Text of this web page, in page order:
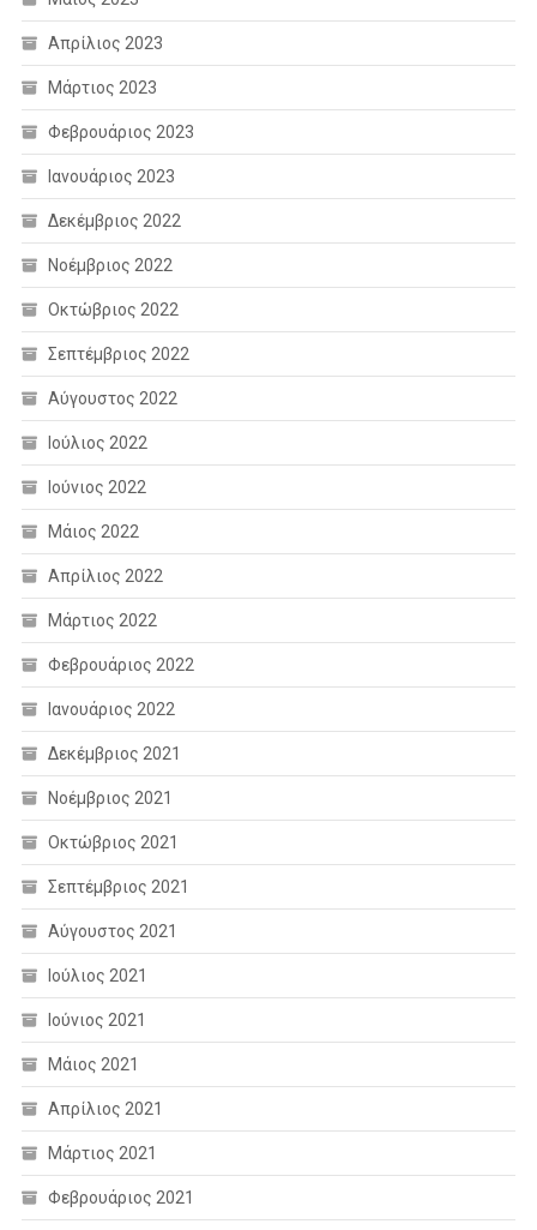
Απρίλιος 2023
Μάρτιος 2023
Φεβρουάριος 2023
Ιανουάριος 2023
Δεκέμβριος 2022
Νοέμβριος 2022
Οκτώβριος 2022
Σεπτέμβριος 2022
Αύγουστος 2022
Ιούλιος 2022
Ιούνιος 2022
Μάιος 2022
Απρίλιος 2022
Μάρτιος 2022
Φεβρουάριος 2022
Ιανουάριος 2022
Δεκέμβριος 2021
Νοέμβριος 2021
Οκτώβριος 2021
Σεπτέμβριος 2021
Αύγουστος 2021
Ιούλιος 2021
Ιούνιος 2021
Μάιος 2021
Απρίλιος 2021
Μάρτιος 2021
Φεβρουάριος 2021